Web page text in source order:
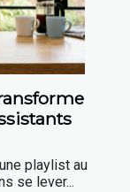
playlist au
se lever...